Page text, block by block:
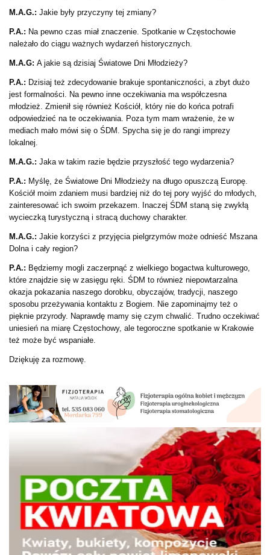
M.A.G.: Jakie były przyczyny tej zmiany?
P.A.: Na pewno czas miał znaczenie. Spotkanie w Częstochowie
należało do ciągu ważnych wydarzeń historycznych.
M.A.G: A jakie są dzisiaj Światowe Dni Młodzieży?
P.A.: Dzisiaj też zdecydowanie brakuje spontaniczności, a zbyt dużo
jest formalności. Na pewno inne oczekiwania ma współczesna
młodzież. Zmienił się również Kościół, który nie do końca potrafi
odpowiedzieć na te oczekiwania. Poza tym mam wrażenie, że w
mediach mało mówi się o ŚDM. Spycha się je do rangi imprezy
lokalnej.
M.A.G.: Jaka w takim razie będzie przyszłość tego wydarzenia?
P.A.: Myślę, że Światowe Dni Młodzieży na długo opuszczą Europę.
Kościół moim zdaniem musi bardziej niż do tej pory wyjść do młodych,
zainteresować ich swoim przekazem. Inaczej ŚDM staną się zwykłą
wycieczką turystyczną i stracą duchowy charakter.
M.A.G.: Jakie korzyści z przyjęcia pielgrzymów może odnieść Mszana
Dolna i cały region?
P.A.: Będziemy mogli zaczerpnąć z wielkiego bogactwa kulturowego,
które znajdzie się w zasięgu ręki. ŚDM to również niepowtarzalna
okazja pokazania naszego dorobku, obyczajów, tradycji, naszego
sposobu przeżywania kontaktu z Bogiem. Nie zapominajmy też o
pięknie przyrody. Naprawdę mamy się czym chwalić. Trudno oczekiwać
uniesień na miarę Częstochowy, ale tegoroczne spotkanie w Krakowie
też może być wspaniałe.
Dziękuję za rozmowę.